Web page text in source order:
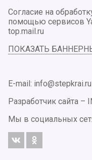
Согласие на
помощью сервисов
top.mail.ru
ПОКАЗАТЬ
E-mail: info@stepkrai.ru
Разработчик сайта –
Мы в социальных